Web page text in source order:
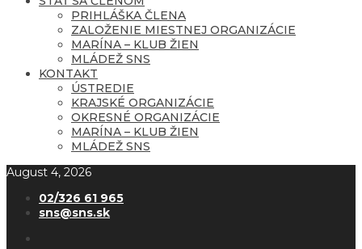
PRIHLÁŠKA ČLENA
ZALOŽENIE MIESTNEJ ORGANIZÁCIE
MARÍNA – KLUB ŽIEN
MLÁDEŽ SNS
KONTAKT
ÚSTREDIE
KRAJSKÉ ORGANIZÁCIE
OKRESNÉ ORGANIZÁCIE
MARÍNA – KLUB ŽIEN
MLÁDEŽ SNS
August 4, 2026
02/326 61 965
sns@sns.sk